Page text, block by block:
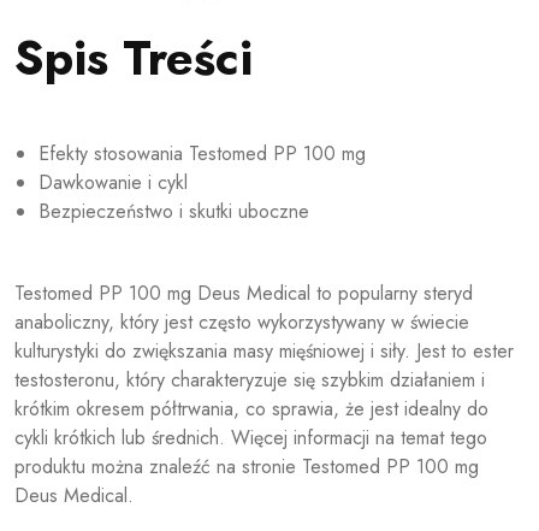
Spis Treści
Efekty stosowania Testomed PP 100 mg
Dawkowanie i cykl
Bezpieczeństwo i skutki uboczne
Testomed PP 100 mg Deus Medical to popularny steryd
anaboliczny, który jest często wykorzystywany w świecie
kulturystyki do zwiększania masy mięśniowej i siły. Jest to ester
testosteronu, który charakteryzuje się szybkim działaniem i
krótkim okresem półtrwania, co sprawia, że jest idealny do
cykli krótkich lub średnich. Więcej informacji na temat tego
produktu można znaleźć na stronie Testomed PP 100 mg
Deus Medical.